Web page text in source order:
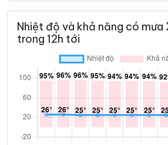
Nhiệt độ và khả năng có mưa
trong 12h tới